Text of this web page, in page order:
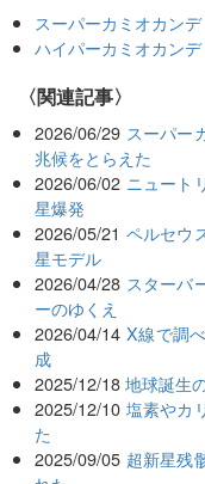
スーパーカミオカンデ
ハイパーカミオカンデ
関連記事
2026/06/29 スーパー
兆候をとらえた
2026/06/02 ニュート
星爆発
2026/05/21 ペルセウ
星モデル
2026/04/28 スターバ
ーのゆくえ
2026/04/14 X線で調
成
2025/12/18 地球誕生
2025/12/10 塩素やカ
た
2025/09/05 超新星残